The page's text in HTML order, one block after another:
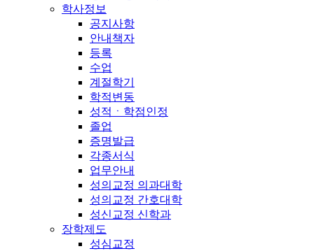
학사정보
공지사항
안내책자
등록
수업
계절학기
학적변동
성적ㆍ학점인정
졸업
증명발급
각종서식
업무안내
성의교정 의과대학
성의교정 간호대학
성신교정 신학과
장학제도
성심교정